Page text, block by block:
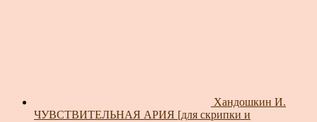
Хандошкин И.
ЧУВСТВИТЕЛЬНАЯ АРИЯ [для скрипки и